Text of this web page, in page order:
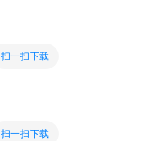
扫一扫下载
扫一扫下载